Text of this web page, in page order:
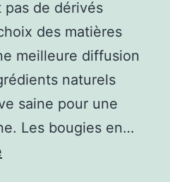
de dérivés
des matières
meilleure diffusion
naturels
saine pour une
Les bougies en…